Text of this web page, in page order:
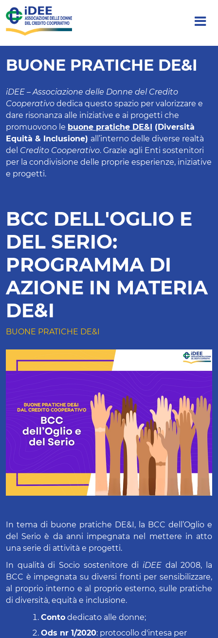
BUONE PRATICHE DE&I
iDEE – Associazione delle Donne del Credito
Cooperativo dedica questo spazio per valorizzare e
dare risonanza alle iniziative e ai progetti che
promuovono le buone pratiche DE&I (Diversità
Equità & Inclusione) all’interno delle diverse realtà
del Credito Cooperativo. Grazie agli Enti sostenitori
per la condivisione delle proprie esperienze, iniziative
e progetti.
BCC DELL'OGLIO E
DEL SERIO:
PROGRAMMA DI
AZIONE IN MATERIA
DE&I
BUONE PRATICHE DE&I
In tema di buone pratiche DE&I, la BCC dell’Oglio e
del Serio è da anni impegnata nel mettere in atto
una serie di attività e progetti.
In qualità di Socio sostenitore di iDEE dal 2008, la
BCC è impegnata su diversi fronti per sensibilizzare,
al proprio interno e al proprio esterno, sulle pratiche
di diversità, equità e inclusione.
Conto dedicato alle donne;
Ods nr 1/2020: protocollo d'intesa per